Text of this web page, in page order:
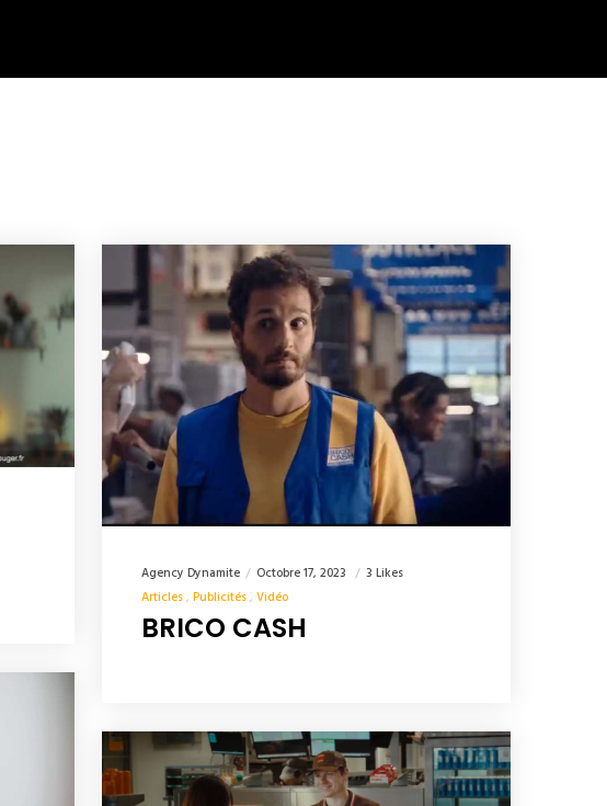
Agency Dynamite Octobre 17, 2023
3 Likes
Articles Publicités Vidéo
BRICO CASH